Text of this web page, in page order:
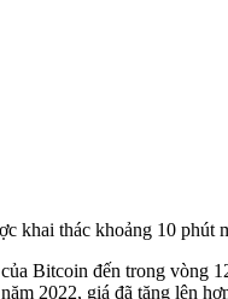
khai thác khoảng 10 phút
Bitcoin đến trong vòng
2022, giá đã tăng lên